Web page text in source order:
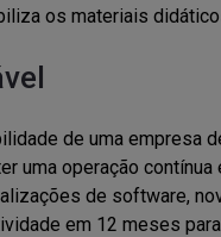
os materiais
de uma empresa
uma operação
de software,
em 12 meses